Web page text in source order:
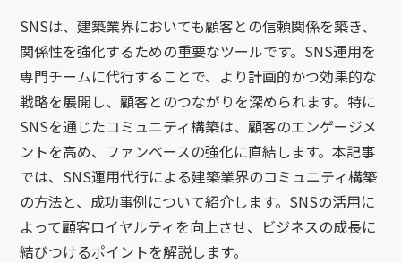
SNSは、建築業界においても顧客との信頼関係を築き、
関係性を強化するための重要なツールです。SNS運用を
専門チームに代行することで、より計画的かつ効果的な
戦略を展開し、顧客とのつながりを深められます。特に
SNSを通じたコミュニティ構築は、顧客のエンゲージメ
ントを高め、ファンベースの強化に直結します。本記事
では、SNS運用代行による建築業界のコミュニティ構築
の方法と、成功事例について紹介します。SNSの活用に
よって顧客ロイヤルティを向上させ、ビジネスの成長に
結びつけるポイントを解説します。